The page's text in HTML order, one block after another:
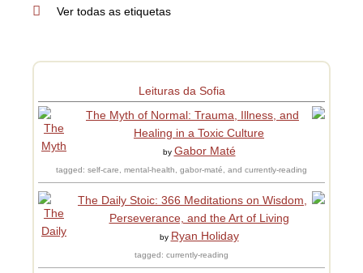
Ver todas as etiquetas
Leituras da Sofia
The Myth of Normal: Trauma, Illness, and
Healing in a Toxic Culture
by Gabor Maté
tagged: self-care, mental-health, gabor-maté, and currently-reading
The Daily Stoic: 366 Meditations on Wisdom,
Perseverance, and the Art of Living
by Ryan Holiday
tagged: currently-reading